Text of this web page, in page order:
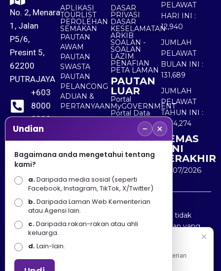
No. 2, Menara
1, Jalan
P5/6,
Presint 5,
62200
PUTRAJAYA
+603
8000
8000
+603
8891
7100
APLIKASI
TOURLIST
PEROLEHAN
SEMAKAN
PAUTAN
AWAM
PAUTAN
SWASTA
PAUTAN
PELANCONG
ADUAN &
PERTANYAAN
DASAR
PRIVASI
DASAR
KESELAMATAN
ARKIB
SOALAN -
SOALAN
LAZIM
PENAFIAN
PETA LAMAN
PAUTAN
LUAR
Portal
MyGOVERNMENT
Portal Data
Terbuka
Sektor Awam
PELAWAT
HARI INI :
12,940
JUMLAH
PELAWAT
BULAN INI :
131,689
JUMLAH
PELAWAT
TAHUN INI :
5,534,274
KEMAS
KINI
TERAKHIR
30/07/2026
Penafian : Kerajaan Malaysia dan Kementerian
Pelancongan Seni dan Budaya (MOTAC) adalah tidak
bertanggungjawab atas kehilangan atau kerugian yang
disebabkan oleh penggunaan mana-mana maklumat
yang diperolehi dari portal ini.
Undian − ×
Bagaimana anda mengetahui tentang
kami?
a.Daripada media sosial (seperti
Facebook, Instagram, TikTok, X/Twitter)
b.Daripada Laman Web Kementerian
atau Agensi lain.
c.Daripada rakan-rakan atau ahli
keluarga.
d.Lain-lain.
Apa Khabar! Selamat datang ke Portal Rasmi Kementerian
Pelancongan, Seni dan Budaya